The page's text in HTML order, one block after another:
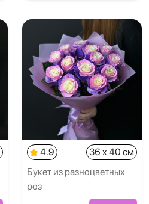
4.9
36 x 40 см
Букет из разноцветных
роз